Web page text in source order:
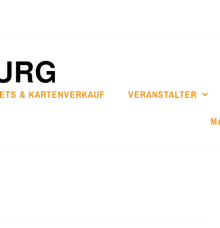
& KARTENVERKAUF VERANSTALTER